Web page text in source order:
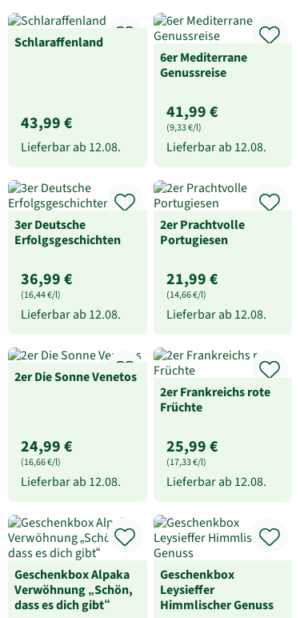
Schlaraffenland
43,99 €
Lieferbar ab 12.08.
6er Mediterrane
Genussreise
41,99 €
(9,33 €/l)
Lieferbar ab 12.08.
3er Deutsche
Erfolgsgeschichten
36,99 €
(16,44 €/l)
Lieferbar ab 12.08.
2er Prachtvolle
Portugiesen
21,99 €
(14,66 €/l)
Lieferbar ab 12.08.
2er Die Sonne Venetos
24,99 €
(16,66 €/l)
Lieferbar ab 12.08.
2er Frankreichs rote
Früchte
25,99 €
(17,33 €/l)
Lieferbar ab 12.08.
Geschenkbox Alpaka
Verwöhnung „Schön,
dass es dich gibt“
Geschenkbox
Leysieffer
Himmlischer Genuss